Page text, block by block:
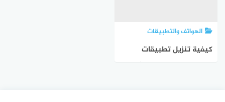
الهواتف والتطبيقات
كيفية تنزيل تطبيقات